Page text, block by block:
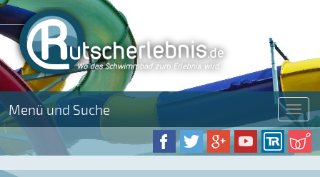
Menü und Suche Menü